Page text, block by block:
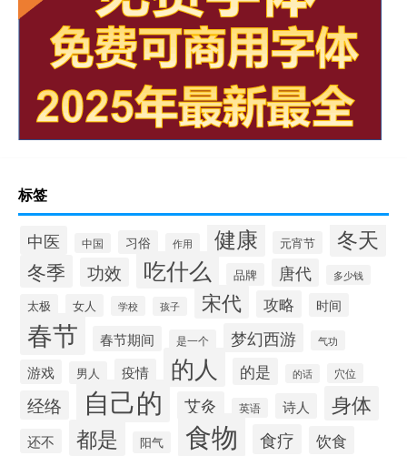
标签
中医 中国 习俗 作用 健康 元宵节 冬天
冬季 功效 吃什么 品牌 唐代 多少钱
太极 女人 学校 孩子 宋代 攻略 时间
春节 春节期间 是一个 梦幻西游 气功
游戏 男人 疫情 的人 的是 的话 穴位
经络 自己的 艾灸 英语 诗人 身体
还不 都是 阳气 食物 食疗 饮食